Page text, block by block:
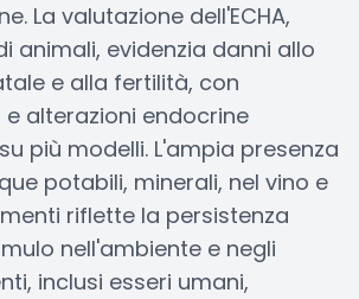
La valutazione dell'ECHA,
animali, evidenzia danni allo
e alla fertilità, con
alterazioni endocrine
più modelli. L'ampia presenza
potabili, minerali, nel vino e
riflette la persistenza
nell'ambiente e negli
inclusi esseri umani,